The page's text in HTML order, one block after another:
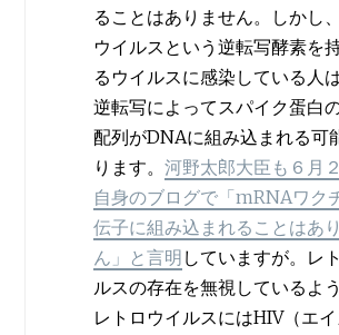
ることはありません。しかし
ウイルスという逆転写酵素を
るウイルスに感染している人
逆転写によってスパイク蛋白
配列がDNAに組み込まれる可
ります。 河野太郎大臣も６月
自身のブログで「mRNAワク
伝子に組み込まれることはあ
ん」と言明 していますが。レ
ルスの存在を無視しているよう
レトロウイルスにはHIV（エ